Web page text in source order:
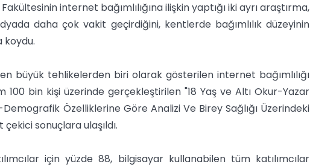
internet bağımlılığına ilişkin yaptığı iki ayrı araştırma,
daha çok vakit geçirdiğini, kentlerde bağımlılık düzeyinin
koydu.
büyük tehlikelerden biri olarak gösterilen internet bağımlılığı
100 bin kişi üzerinde gerçekleştirilen "18 Yaş ve Altı Okur-Yazar
Demografik Özelliklerine Göre Analizi Ve Birey Sağlığı Üzerindeki
sonuçlara ulaşıldı.
için yüzde 88, bilgisayar kullanabilen tüm katılımcılar